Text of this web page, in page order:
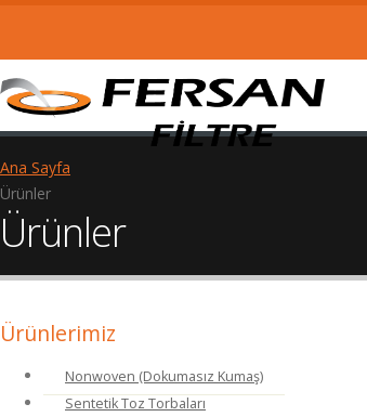
Ana Sayfa
Ürünler
Ürünler
Ürünlerimiz
Nonwoven (Dokumasız Kumaş)
Sentetik Toz Torbaları